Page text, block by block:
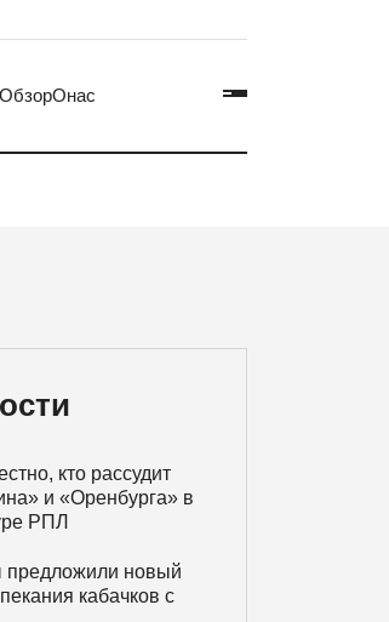
ОбзорОнас
кто рассудит
и «Оренбурга» в
РПЛ
предложили новый
кабачков с